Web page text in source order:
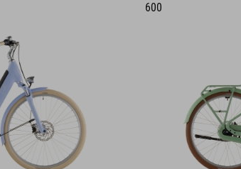
600